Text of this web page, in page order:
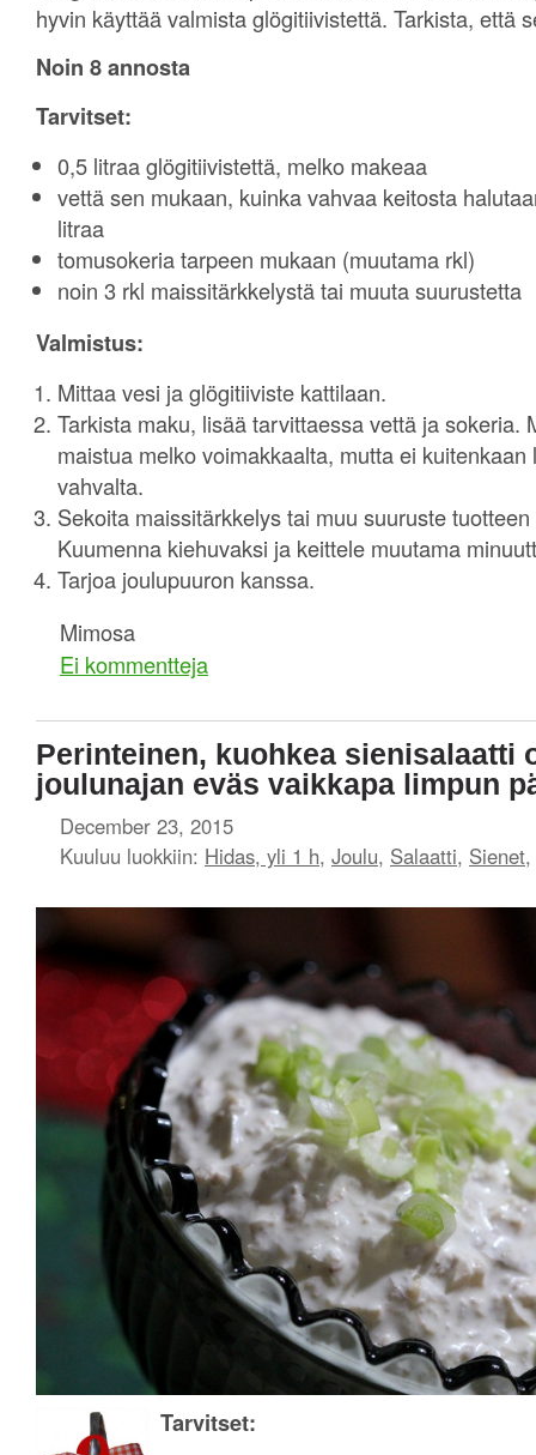
hyvin käyttää valmista glögitiivistettä. Tarkista, että
Noin 8 annosta
Tarvitset:
0,5 litraa glögitiivistettä, melko makeaa
vettä sen mukaan, kuinka vahvaa keitosta
litraa
tomusokeria tarpeen mukaan (muutama rkl)
noin 3 rkl maissitärkkelystä tai muuta suurustetta
Valmistus:
Mittaa vesi ja glögitiiviste kattilaan.
Tarkista maku, lisää tarvittaessa vettä ja sokeria.
maistua melko voimakkaalta, mutta ei
vahvalta.
Sekoita maissitärkkelys tai muu suuruste
Kuumenna kiehuvaksi ja keittele muutama
Tarjoa joulupuuron kanssa.
Mimosa
Ei kommentteja
Perinteinen, kuohkea sienisalaatti
joulunajan eväs vaikkapa limpun
December 23, 2015
Kuuluu luokkiin: Hidas, yli 1 h, Joulu, Salaatti, Sienet,
Tarvitset: